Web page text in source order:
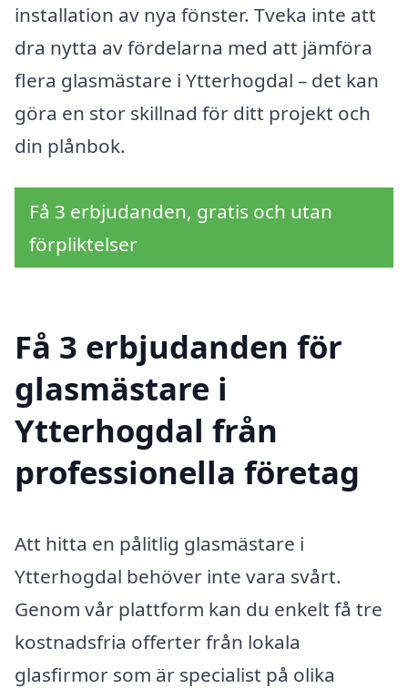
installation av nya fönster. Tveka inte att
dra nytta av fördelarna med att jämföra
flera glasmästare i Ytterhogdal – det kan
göra en stor skillnad för ditt projekt och
din plånbok.
Få 3 erbjudanden, gratis och utan
förpliktelser
Få 3 erbjudanden för
glasmästare i
Ytterhogdal från
professionella företag
Att hitta en pålitlig glasmästare i
Ytterhogdal behöver inte vara svårt.
Genom vår plattform kan du enkelt få tre
kostnadsfria offerter från lokala
glasfirmor som är specialist på olika